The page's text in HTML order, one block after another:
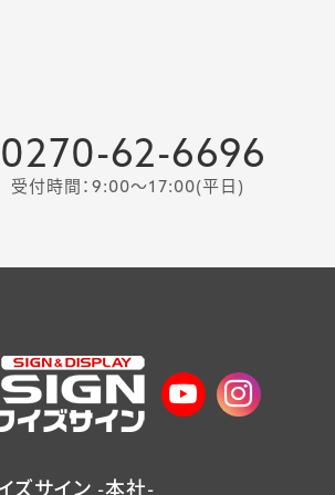
0270-62-6696
受付時間：9:00～17:00(平日)